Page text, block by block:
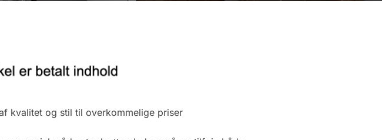
kvalitet og stil til overkommelige priser